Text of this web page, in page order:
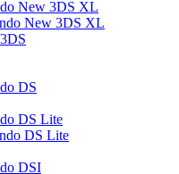
New 3DS XL
New 3DS XL
DS
DS Lite
DS Lite
DSI